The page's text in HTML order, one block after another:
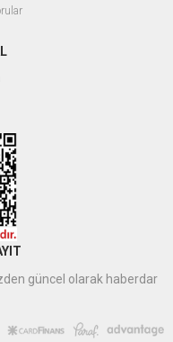
güncel olarak haberdar